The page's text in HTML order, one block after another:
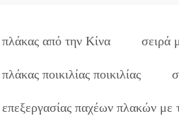
από την Κίνα σειρά
ποικιλίας ποικιλίας
παχέων πλακών με